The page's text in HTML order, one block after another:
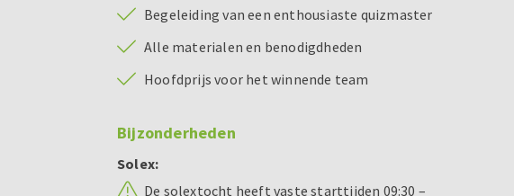
Begeleiding van een enthousiaste quizmaster
Alle materialen en benodigdheden
Hoofdprijs voor het winnende team
Bijzonderheden
Solex:
De solextocht heeft vaste starttijden 09:30 –